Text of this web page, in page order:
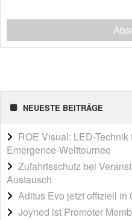
NEUESTE BEITRÄGE
ROE Visual: LED-Technik
Emergence-Welttournee
Zufahrtsschutz bei
Austausch
Aditus Evo jetzt offiziell in
Joyned ist Promoter